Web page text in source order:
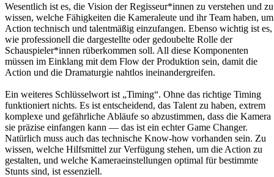
Wesentlich ist es, die Vision der Regisseur*innen zu verstehen und zu
wissen, welche Fähigkeiten die Kameraleute und ihr Team haben, um
Action technisch und talentmäßig einzufangen. Ebenso wichtig ist es,
wie professionell die dargestellte oder gedoubelte Rolle der
Schauspieler*innen rüberkommen soll. All diese Komponenten
müssen im Einklang mit dem Flow der Produktion sein, damit die
Action und die Dramaturgie nahtlos ineinandergreifen.
Ein weiteres Schlüsselwort ist „Timing“. Ohne das richtige Timing
funktioniert nichts. Es ist entscheidend, das Talent zu haben, extrem
komplexe und gefährliche Abläufe so abzustimmen, dass die Kamera
sie präzise einfangen kann — das ist ein echter Game Changer.
Natürlich muss auch das technische Know-how vorhanden sein. Zu
wissen, welche Hilfsmittel zur Verfügung stehen, um die Action zu
gestalten, und welche Kameraeinstellungen optimal für bestimmte
Stunts sind, ist essenziell.